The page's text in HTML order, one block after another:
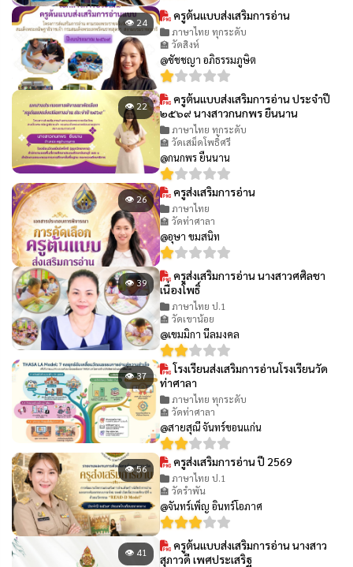
👁 24 ครูต้นแบบส่งเสริมการอ่าน
ภาษาไทย ทุกระดับ
🏫 วัดสิงห์
@ชัชชญา อภิธรรมภูษิต
👁 22
ครูต้นแบบส่งเสริมการอ่าน ประจำปี
๒๕๖๙ นางสาวกนกพร ยืนนาน
ภาษาไทย ทุกระดับ
🏫 วัดเสม็ดโพธิ์ศรี
@กนกพร ยืนนาน
👁 26 ครูส่งเสริมการอ่าน
ภาษาไทย
🏫 วัดท่าศาลา
@อุษา ขมสนิท
👁 39
ครูส่งเสริมการอ่าน นางสาวศศิลชา
เนื่องโพธิ์
ภาษาไทย ป.1
🏫 วัดเขาน้อย
@เขมมิกา นีลมงคล
👁 37
โรงเรียนส่งเสริมการอ่านโรงเรียนวัด
ท่าศาลา
ภาษาไทย ทุกระดับ
🏫 วัดท่าศาลา
@สายสุณี จันทร์ขอนแก่น
👁 56 ครูส่งเสริมการอ่าน ปี 2569
ภาษาไทย ป.1
🏫 วัดรำพัน
@จันทร์เพ็ญ อินทร์โอภาศ
👁 41
ครูต้นแบบส่งเสริมการอ่าน นางสาว
สุภาวดี เพศประเสริฐ